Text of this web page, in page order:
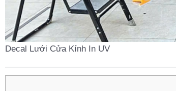
Decal Lưới Cửa Kính In UV